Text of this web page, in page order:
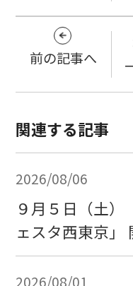
前の記事へ
関連する記事
2026/08/06
９月５日（土）
ェスタ西東京」
2026/08/01